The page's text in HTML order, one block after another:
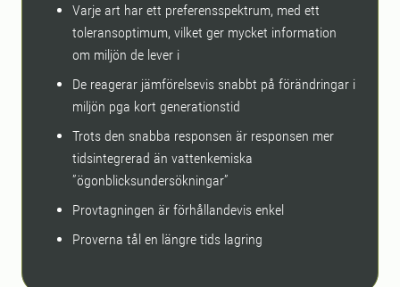
Varje art har ett preferensspektrum, med ett
toleransoptimum, vilket ger mycket information
om miljön de lever i
De reagerar jämförelsevis snabbt på förändringar i
miljön pga kort generationstid
Trots den snabba responsen är responsen mer
tidsintegrerad än vattenkemiska
”ögonblicksundersökningar”
Provtagningen är förhållandevis enkel
Proverna tål en längre tids lagring